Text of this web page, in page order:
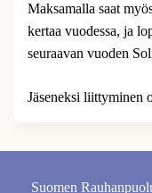
Maksamalla saat
kertaa vuodessa, ja
seuraavan vuoden
Jäseneksi liittyminen
Suomen